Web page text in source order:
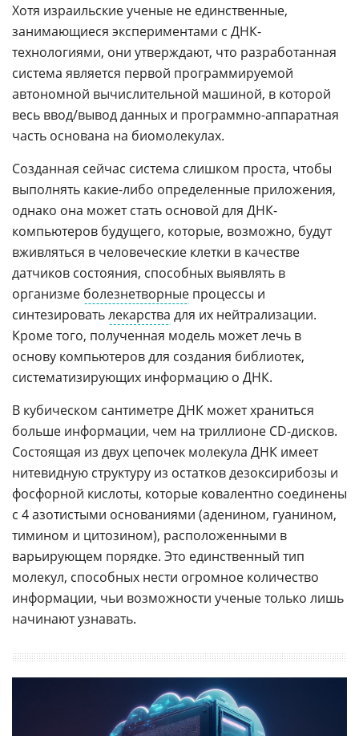
Хотя израильские ученые не единственные,
занимающиеся экспериментами с ДНК-
технологиями, они утверждают, что разработанная
система является первой программируемой
автономной вычислительной машиной, в которой
весь ввод/вывод данных и программно-аппаратная
часть основана на биомолекулах.
Созданная сейчас система слишком проста, чтобы
выполнять какие-либо определенные приложения,
однако она может стать основой для ДНК-
компьютеров будущего, которые, возможно, будут
вживляться в человеческие клетки в качестве
датчиков состояния, способных выявлять в
организме болезнетворные процессы и
синтезироватьлекарства для их нейтрализации.
Кроме того, полученная модель может лечь в
основу компьютеров для создания библиотек,
систематизирующих информацию о ДНК.
В кубическом сантиметре ДНК может храниться
больше информации, чем на триллионе СD-дисков.
Состоящая из двух цепочек молекула ДНК имеет
нитевидную структуру из остатков дезоксирибозы и
фосфорной кислоты, которые ковалентно соединены
с 4 азотистыми основаниями (аденином, гуанином,
тимином и цитозином), расположенными в
варьирующем порядке. Это единственный тип
молекул, способных нести огромное количество
информации, чьи возможности ученые только лишь
начинают узнавать.